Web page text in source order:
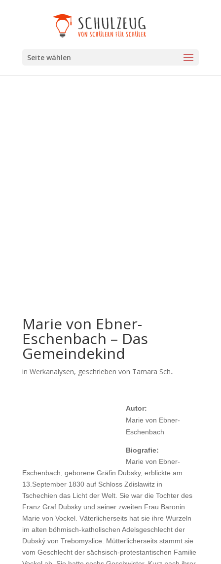
Seite wählen
Marie von Ebner-
Eschenbach – Das
Gemeindekind
in Werkanalysen, geschrieben von Tamara Sch..
Autor:
Marie von Ebner-
Eschenbach
Biografie:
Marie von Ebner-
Eschenbach, geborene Gräfin Dubsky, erblickte am
13.September 1830 auf Schloss Zdislawitz in
Tschechien das Licht der Welt. Sie war die Tochter des
Franz Graf Dubsky und seiner zweiten Frau Baronin
Marie von Vockel. Väterlicherseits hat sie ihre Wurzeln
im alten böhmisch-katholischen Adelsgeschlecht der
Dubský von Trebomyslice. Mütterlicherseits stammt sie
vom Geschlecht der sächsisch-protestantischen Familie